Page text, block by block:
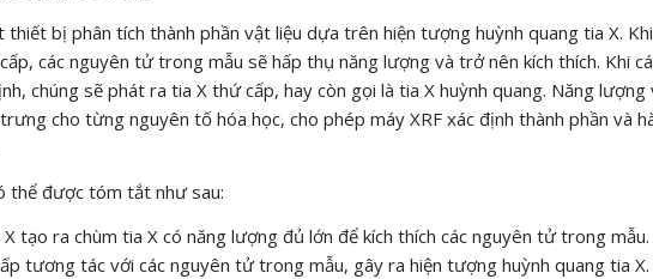
thiết bị phân tích thành phần vật liệu dựa trên hiện tượng huỳnh quang tia X.
các nguyên tử trong mẫu sẽ hấp thụ năng lượng và trở nên kích thích. Khi
chúng sẽ phát ra tia X thứ cấp, hay còn gọi là tia X huỳnh quang. Năng lượng
cho từng nguyên tố hóa học, cho phép máy XRF xác định thành phần và
thể được tóm tắt như sau:
tạo ra chùm tia X có năng lượng đủ lớn để kích thích các nguyên tử trong mẫu.
tương tác với các nguyên tử trong mẫu, gây ra hiện tượng huỳnh quang tia X.